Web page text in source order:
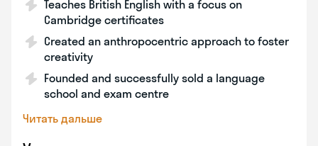
Teaches British English with a focus on
Cambridge certificates
Created an anthropocentric approach to foster
creativity
Founded and successfully sold a language
school and exam centre
Читать дальше